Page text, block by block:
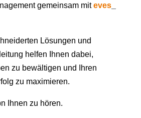
gemeinsam miteves_
Lösungen und
helfen Ihnen dabei,
zu bewältigen und Ihren
zu maximieren.
Ihnen zu hören.